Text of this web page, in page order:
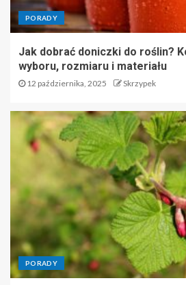
PORADY
Jak dobrać doniczki do roślin?
wyboru, rozmiaru i materiału
12 października, 2025 Skrzypek
PORADY